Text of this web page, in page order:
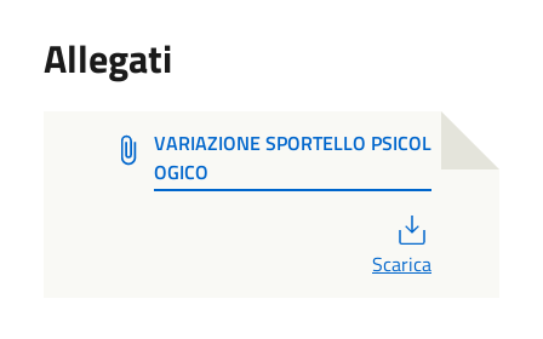
Allegati
VARIAZIONE SPORTELLO PSICOL
OGICO
Scarica